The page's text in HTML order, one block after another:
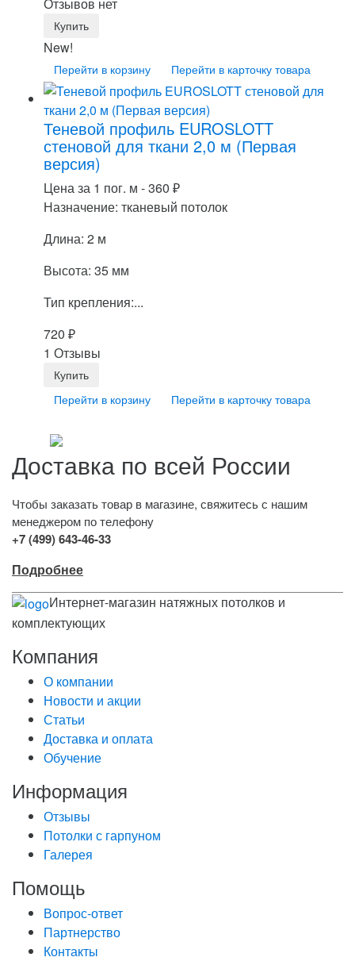
New!
Перейти в корзину Перейти в карточку товара
Теневой профиль EUROSLOTT
стеновой для ткани 2,0 м (Первая
версия)
Цена за 1 пог. м -360 ₽
Назначение: тканевый потолок
Длина: 2 м
Высота: 35 мм
Тип крепления:...
720 ₽
1 Отзывы
Перейти в корзину Перейти в карточку товара
Доставка по всей России
Чтобы заказать товар в магазине, свяжитесь с нашим
менеджером по телефону
+7 (499) 643-46-33
Подробнее
Интернет-магазин натяжных потолков и
комплектующих
Компания
О компании
Новости и акции
Статьи
Доставка и оплата
Обучение
Информация
Отзывы
Потолки с гарпуном
Галерея
Помощь
Вопрос-ответ
Партнерство
Контакты